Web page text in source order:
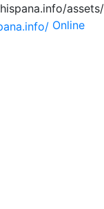
Online